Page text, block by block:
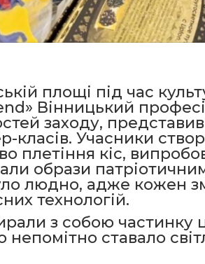
площі під час
Вінницький
заходу,
класів. Учасники
плетіння кіс,
образи
людно, адже кожен
технологій.
з собою частинку
непомітно ставало